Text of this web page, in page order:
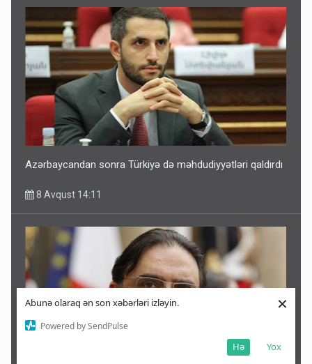
Abunə olaraq ən son xəbərləri izləyin.
Powered by SendPulse
Yox
Hə
×
Azərbaycandan sonra Türkiyə də məhdudiyyətləri qaldırdı
8 Avqust 14:11